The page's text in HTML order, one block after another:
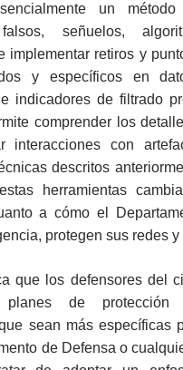
un método
falsos, señuelos,
implementar retiros y
y específicos en
indicadores de filtrado
comprender los
interacciones con
descritos
herramientas
a cómo el
protegen sus redes y
que los defensores del
planes de protección
sean más específicas
de Defensa o